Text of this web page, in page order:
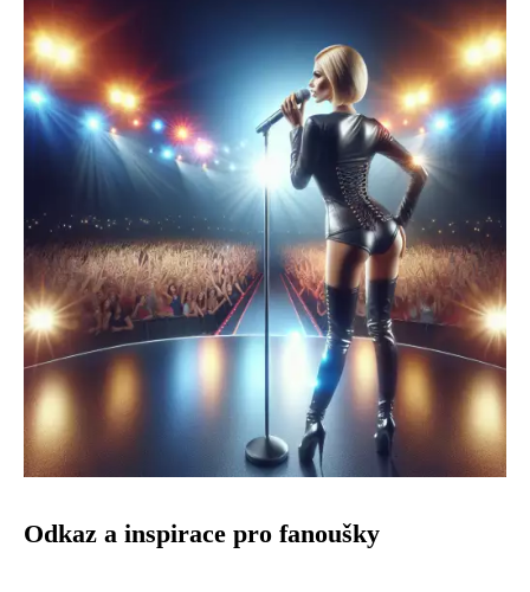
Odkaz a inspirace pro fanoušky